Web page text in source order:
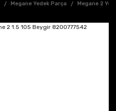
Megane Yedek Parça Megane 2